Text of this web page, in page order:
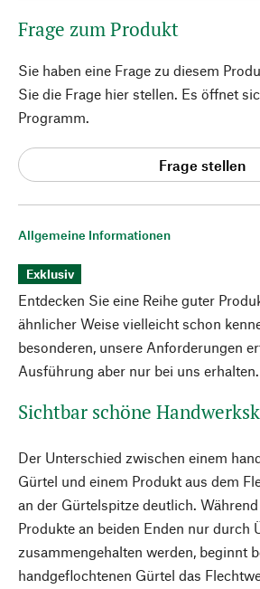
Allgemeine Informationen
Exklusiv
Entdecken Sie eine Reihe guter
ähnlicher Weise vielleicht schon
besonderen, unsere Anforderungen
Ausführung aber nur bei uns erhalten.
Sichtbar schöne
Der Unterschied zwischen einem
Gürtel und einem Produkt aus dem
an der Gürtelspitze deutlich.
Produkte an beiden Enden nur durch
zusammengehalten werden, beginnt
handgeflochtenen Gürtel das
Frage zum Produkt
Sie haben eine Frage zu diesem
Sie die Frage hier stellen. Es öffnet
Programm.
Frage stellen